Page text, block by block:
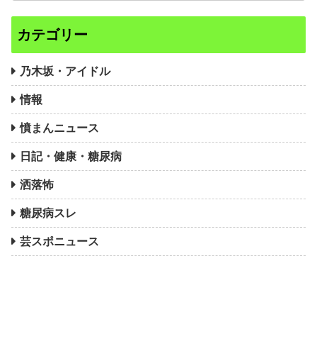
カテゴリー
乃木坂・アイドル
情報
憤まんニュース
日記・健康・糖尿病
洒落怖
糖尿病スレ
芸スポニュース